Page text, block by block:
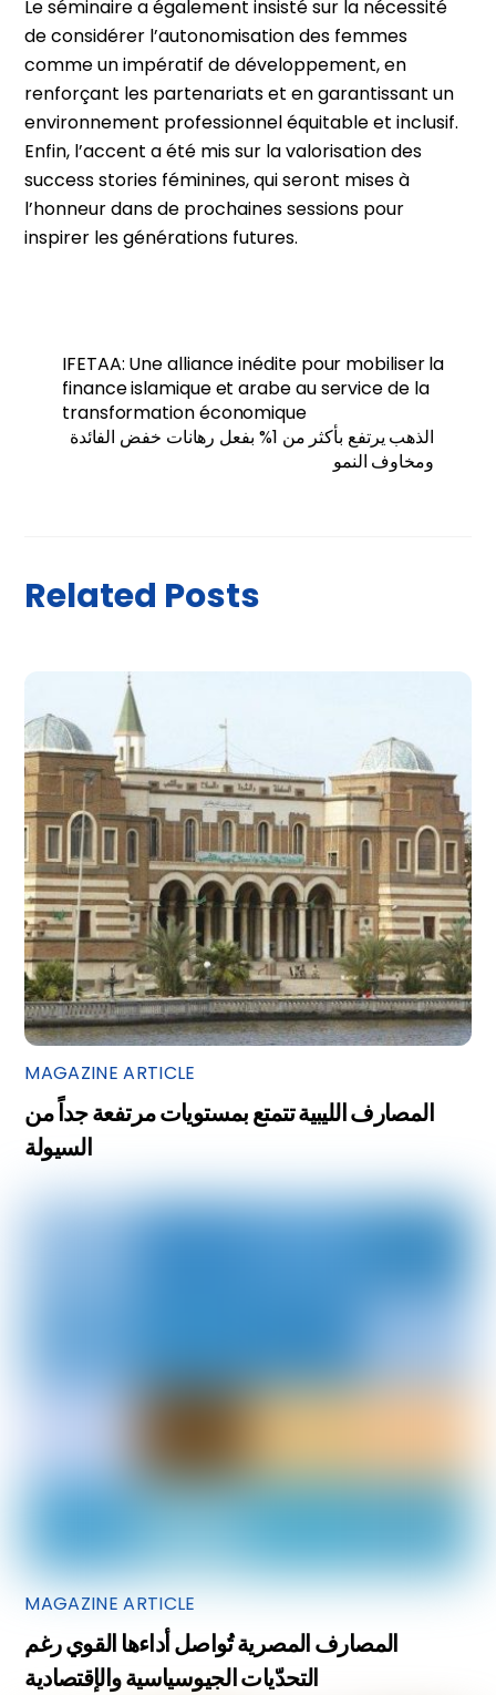
Le séminaire a également insisté sur la nécessité
de considérer l’autonomisation des femmes
comme un impératif de développement, en
renforçant les partenariats et en garantissant un
environnement professionnel équitable et inclusif.
Enfin, l’accent a été mis sur la valorisation des
success stories féminines, qui seront mises à
l’honneur dans de prochaines sessions pour
inspirer les générations futures.
IFETAA: Une alliance inédite pour mobiliser la
finance islamique et arabe au service de la
transformation économique
الذهب يرتفع بأكثر من 1% بفعل رهانات خفض الفائدة
ومخاوف النمو
Related Posts
MAGAZINE ARTICLE
المصارف الليبية تتمتع بمستويات مرتفعة جداً من
السيولة
MAGAZINE ARTICLE
المصارف المصرية تُواصل أداءها القوي رغم
التحدّيات الجيوسياسية والإقتصادية